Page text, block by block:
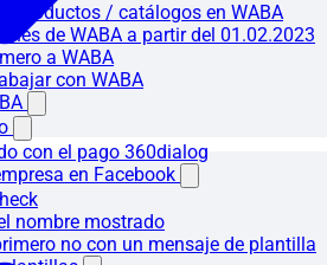
productos / catálogos en WABA
de WABA a partir del 01.02.2023
a WABA
con WABA
con el pago 360dialog
en Facebook
nombre mostrado
no con un mensaje de plantilla